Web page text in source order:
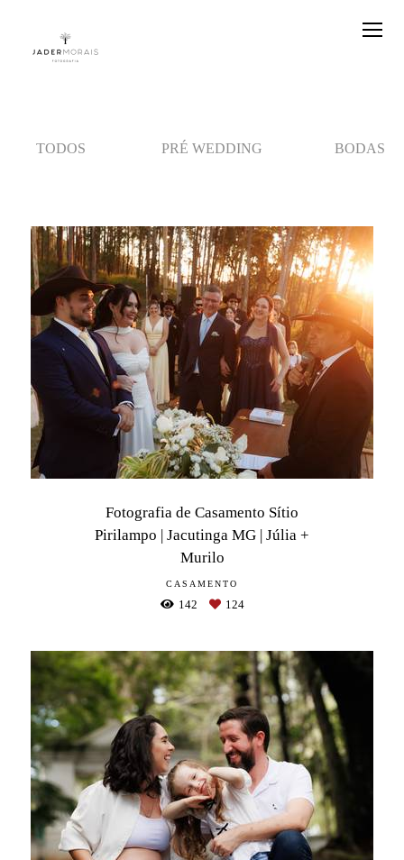
TODOS PRÉ WEDDING BODAS
Fotografia de Casamento Sítio
Pirilampo | Jacutinga MG | Júlia +
Murilo
CASAMENTO
142 124